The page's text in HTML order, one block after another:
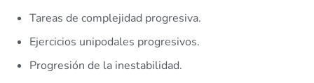
Tareas de complejidad progresiva.
Ejercicios unipodales progresivos.
Progresión de la inestabilidad.